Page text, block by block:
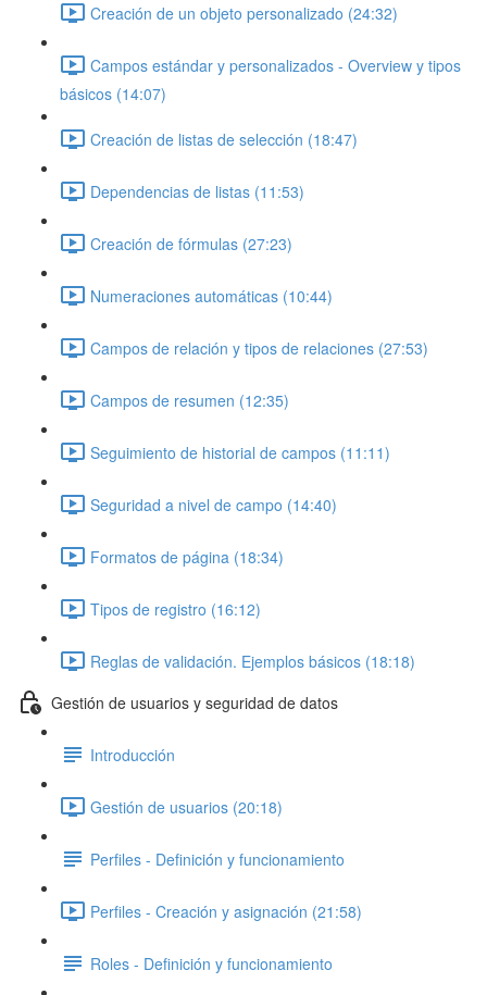
Creación de un objeto personalizado (24:32)
Campos estándar y personalizados - Overview y tipos
básicos (14:07)
Creación de listas de selección (18:47)
Dependencias de listas (11:53)
Creación de fórmulas (27:23)
Numeraciones automáticas (10:44)
Campos de relación y tipos de relaciones (27:53)
Campos de resumen (12:35)
Seguimiento de historial de campos (11:11)
Seguridad a nivel de campo (14:40)
Formatos de página (18:34)
Tipos de registro (16:12)
Reglas de validación. Ejemplos básicos (18:18)
Gestión de usuarios y seguridad de datos
Introducción
Gestión de usuarios (20:18)
Perfiles - Definición y funcionamiento
Perfiles - Creación y asignación (21:58)
Roles - Definición y funcionamiento